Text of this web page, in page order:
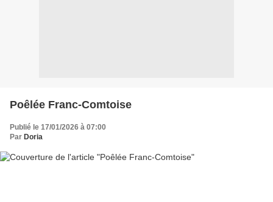
Poêlée Franc-Comtoise
Publié le 17/01/2026 à 07:00
Par Doria